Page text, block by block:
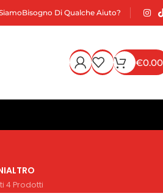
Bisogno Di Qualche Aiuto?
€0.00
ALTRO
4 Prodotti